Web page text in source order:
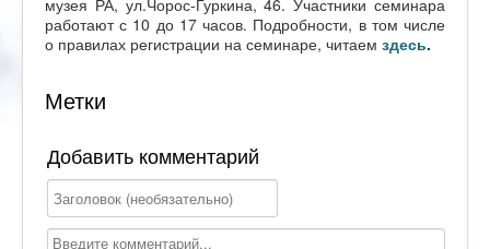
работают с 10 до 17 часов. Подробности, в том числе
о правилах регистрации на семинаре, читаем здесь.
Метки
Добавить комментарий